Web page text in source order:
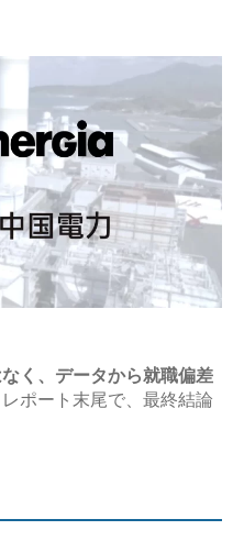
遇
【企
業
研
究
レ
ポ
ー
く、データから就職偏差
ポート末尾で、最終結論